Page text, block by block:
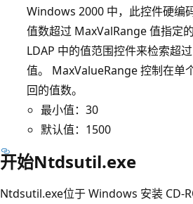
Windows 2000 中，此控件硬编
值数超过 MaxValRange 值指定
LDAP 中的值范围控件来检索超
值。 MaxValueRange 控制在单
回的值数。
最小值：30
默认值：1500
开始Ntdsutil.exe
Ntdsutil.exe位于 Windows 安装 CD-